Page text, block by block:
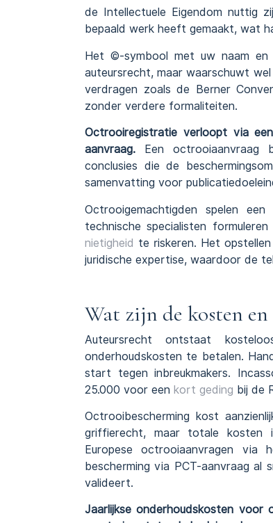
de Intellectuele Eigendom nuttig
bepaald werk heeft gemaakt, wat
Het ©-symbool met uw naam
auteursrecht, maar waarschuwt
verdragen zoals de Berner
zonder verdere formaliteiten.
Octrooiregistratie verloopt via
aanvraag. Een octrooiaanvraag
conclusies die de
samenvatting voor
Octrooigemachtigden spelen
technische specialisten
nietigheid te riskeren. Het
juridische expertise, waardoor de
Wat zijn de kosten en
Auteursrecht ontstaat
onderhoudskosten te betalen.
start tegen inbreukmakers.
25.000 voor een kort geding bij de
Octrooibescherming kost
griffierecht, maar totale kosten
Europese octrooiaanvragen
bescherming via PCT-aanvraag
valideert.
Jaarlijkse onderhoudskosten voor